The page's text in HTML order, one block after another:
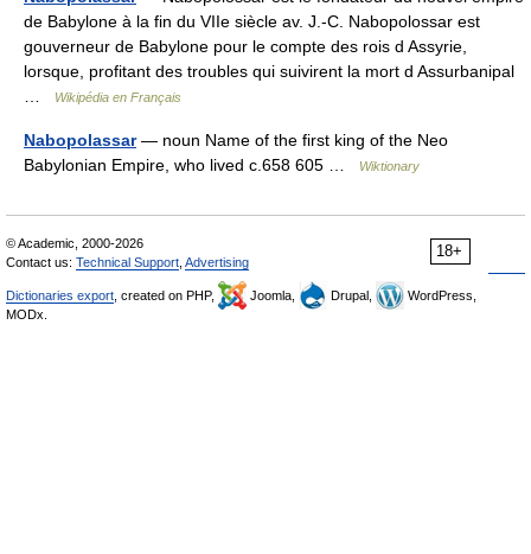
de Babylone à la fin du VIIe siècle av. J.‑C. Nabopolossar est
gouverneur de Babylone pour le compte des rois d Assyrie,
lorsque, profitant des troubles qui suivirent la mort d Assurbanipal
Wikipédia en Français
Nabopolassar— noun Name of the first king of the Neo
Babylonian Empire, who lived c.658 605 …
Wiktionary
18+
© Academic, 2000-2026
Contact us: Technical Support Advertising
Dictionaries export , created on PHP, Joomla, Drupal,
WordPress,
MODx.